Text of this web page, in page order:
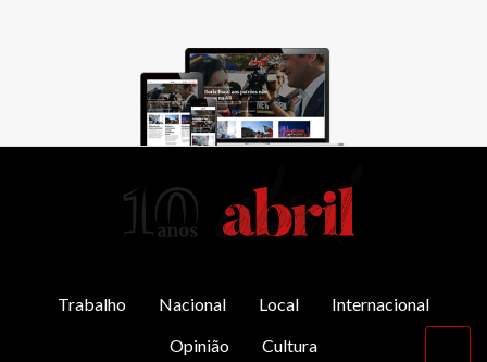
Trabalho Nacional Local
Internacional
Opinião
Cultura